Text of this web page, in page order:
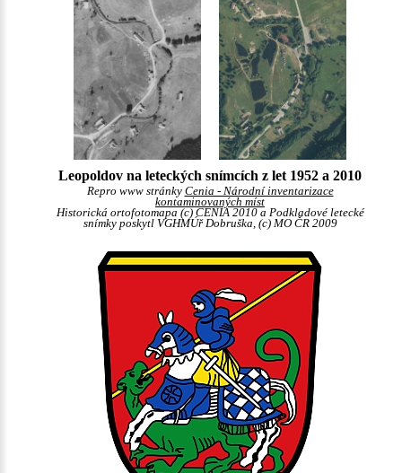
Leopoldov na leteckých snímcích z let 1952 a 2010
Repro www stránky Cenia - Národní inventarizace
kontaminovaných míst
Historická ortofotomapa (c) CENIA 2010 a Podkladové letecké
snímky poskytl VGHMÚř Dobruška, (c) MO ČR 2009